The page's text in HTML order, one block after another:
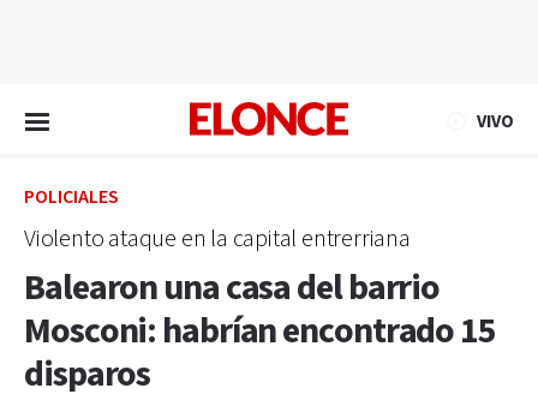
VIVO
POLICIALES
Violento ataque en la capital entrerriana
Balearon una casa del barrio
Mosconi: habrían encontrado 15
disparos